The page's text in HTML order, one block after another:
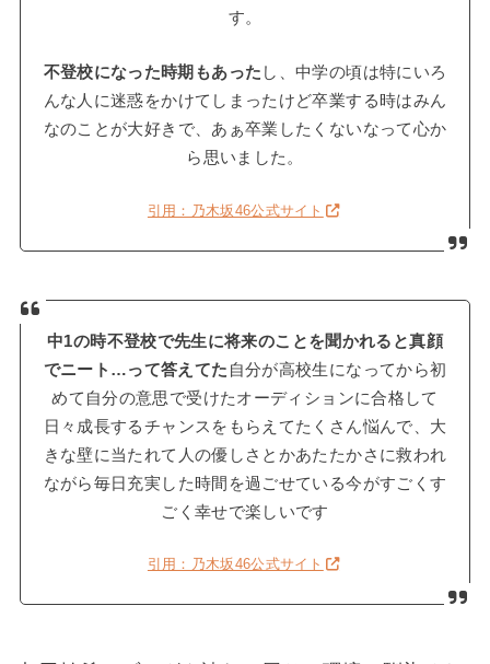
す。
不登校になった時期もあった し、中学の頃は特にいろ
んな人に迷惑をかけてしまったけど卒業する時はみん
なのことが大好きで、あぁ卒業したくないなって心か
ら思いました。
引用：乃木坂46公式サイト
中1の時不登校で先生に将来のことを聞かれると真顔
でニート…って答えてた 自分が高校生になってから初
めて自分の意思で受けたオーディションに合格して
日々成長するチャンスをもらえてたくさん悩んで、大
きな壁に当たれて人の優しさとかあたたかさに救われ
ながら毎日充実した時間を過ごせている今がすごくす
ごく幸せで楽しいです
引用：乃木坂46公式サイト